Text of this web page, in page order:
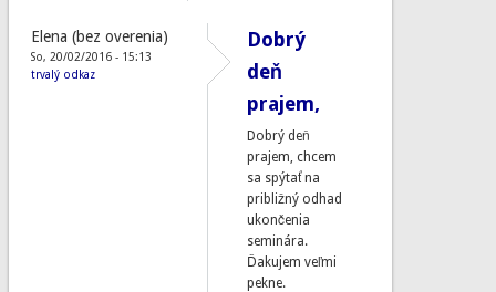
Elena (bez overenia)
So, 20/02/2016 - 15:13
trvalý odkaz
Dobrý
deň
prajem,
Dobrý deň
prajem, chcem
sa spýtať na
približný odhad
ukončenia
seminára.
Ďakujem veľmi
pekne.